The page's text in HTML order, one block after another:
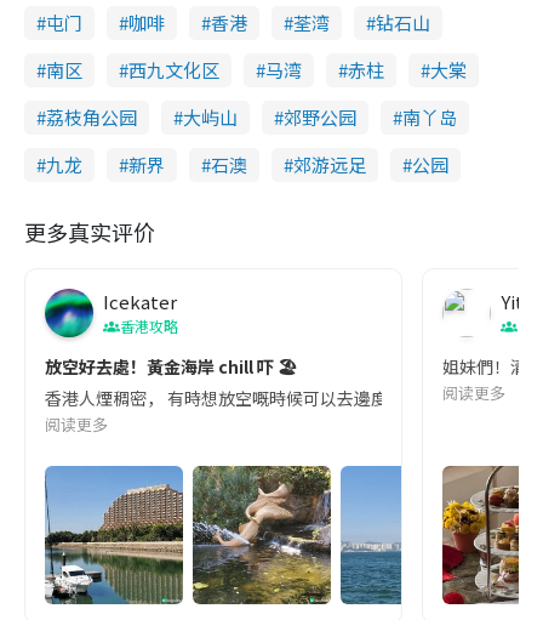
屯门 咖啡 香港 荃湾
钻石山
南区
西九文化区 马湾 赤柱
大棠
荔枝角公园
大屿山 郊野公园
南丫岛
九龙
新界 石澳 郊游远足 公园
更多真实评价
Icekater
香港攻略
放空好去處！黃金海岸 chill 吓 🏖️
香港人煙稠密， 有時想放空嘅時候可以去邊度呢？ 屯門嘅黃金
阅读更多
姐妹們！清
阅读更多